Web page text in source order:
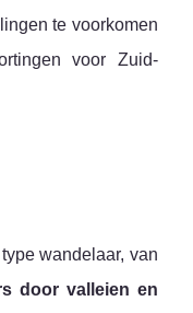
te voorkomen
voor Zuid-
wandelaar, van
door valleien en